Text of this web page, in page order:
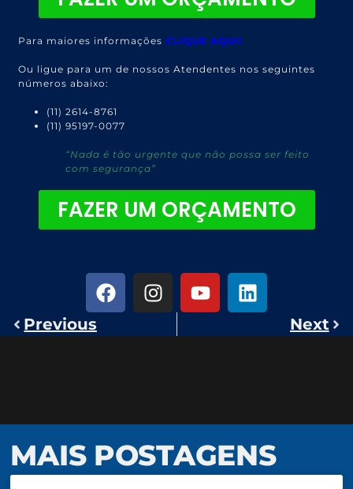
Para maiores informaçõesCLIQUE AQUI!
Ou ligue para um de nossos Atendentes nos seguintes
números abaixo:
(11) 2614-8761
(11) 95197-0077
“Nada é tão urgente que não possa ser feito
com segurança”
FAZER UM ORÇAMENTO
Previous Next
MAIS POSTAGENS